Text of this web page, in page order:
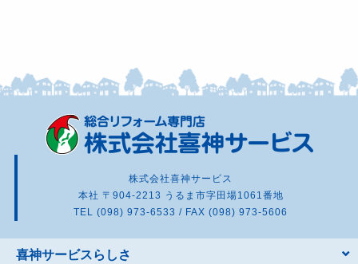
株式会社喜神サービス
本社 〒904-2213 うるま市字田場1061番地
TEL (098) 973-6533 / FAX (098) 973-5606
喜神サービスらしさ